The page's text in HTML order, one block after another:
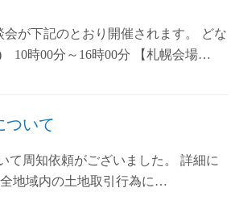
が下記のとおり開催されます。 どな
10時00分～16時00分 【札幌会場…
ついて
て周知依頼がございました。 詳細に
地域内の土地取引行為に…